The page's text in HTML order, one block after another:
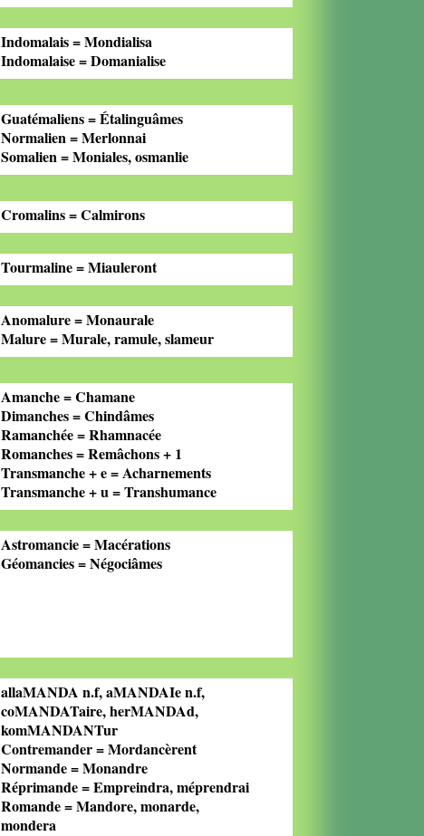
Indomalais = Mondialisa
Indomalaise = Domanialise
Guatémaliens = Étalinguâmes
Normalien = Merlonnai
Somalien = Moniales, osmanlie
Cromalins = Calmirons
Tourmaline = Miauleront
Anomalure = Monaurale
Malure = Murale, ramule, slameur
Amanche = Chamane
Dimanches = Chindâmes
Ramanchée = Rhamnacée
Romanches = Remâchons + 1
Transmanche + e = Acharnements
Transmanche + u = Transhumance
Astromancie = Macérations
Géomancies = Négociâmes
allaMANDA n.f, aMANDAIe n.f,
coMANDATaire, herMANDAd,
komMANDANTur
Contremander = Mordancèrent
Normande = Monandre
Réprimande = Empreindra, méprendrai
Romande = Mandore, monarde,
mondera